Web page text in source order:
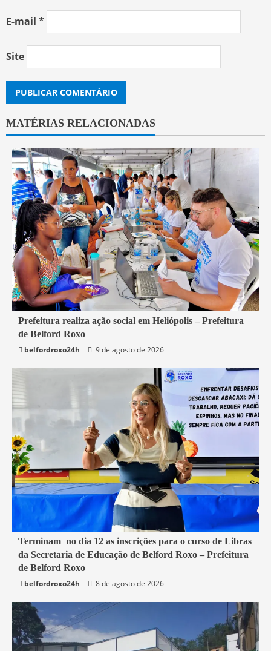
E-mail *
Site
MATÉRIAS RELACIONADAS
2 min read
Belford Roxo
Prefeitura realiza ação social em Heliópolis – Prefeitura
de Belford Roxo
belfordroxo24h
9 de agosto de 2026
1 min read
Belford Roxo
Terminam no dia 12 as inscrições para o curso de Libras
da Secretaria de Educação de Belford Roxo – Prefeitura
de Belford Roxo
belfordroxo24h
8 de agosto de 2026